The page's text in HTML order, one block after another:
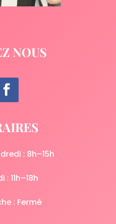
NOUS
: 8h–15h
: 11h–18h
: Fermé